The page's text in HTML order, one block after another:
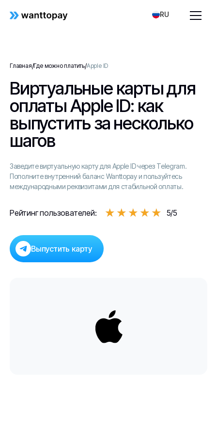
RU
Главная/Где можно платить/Apple ID
Виртуальные карты для
оплаты Apple ID: как
выпустить за несколько
шагов
Заведите виртуальную карту для Apple ID через Telegram.
Пополните внутренний баланс Wanttopay и пользуйтесь
международными реквизитами для стабильной оплаты.
Рейтинг пользователей: ★★★★★
★★★★★ 5/5
Выпустить карту